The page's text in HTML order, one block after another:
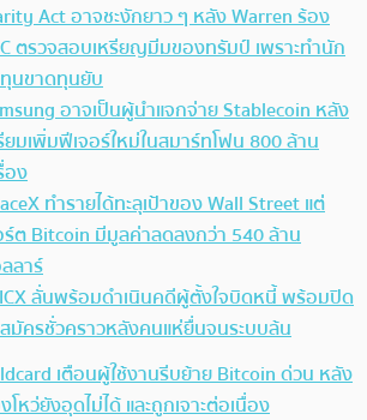
Act อาจชะงักยาว ๆ หลัง Warren ร้อง
ตรวจสอบเหรียญมีมของทรัมป์ เพราะทำนัก
นขาดทุนยับ
อาจเป็นผู้นำแจกจ่าย Stablecoin หลัง
ยมเพิ่มฟีเจอร์ใหม่ในสมาร์ทโฟน 800 ล้าน
อง
ทำรายได้ทะลุเป้าของ Wall Street แต่
ต Bitcoin มีมูลค่าลดลงกว่า 540 ล้าน
ลาร์
ลั่นพร้อมดำเนินคดีผู้ตั้งใจบิดหนี้ พร้อมปิด
มัครชั่วคราวหลังคนแห่ยื่นจนระบบล้น
เตือนผู้ใช้งานรีบย้าย Bitcoin ด่วน หลัง
โหว่ยังอุดไม่ได้ และถูกเจาะต่อเนื่อง